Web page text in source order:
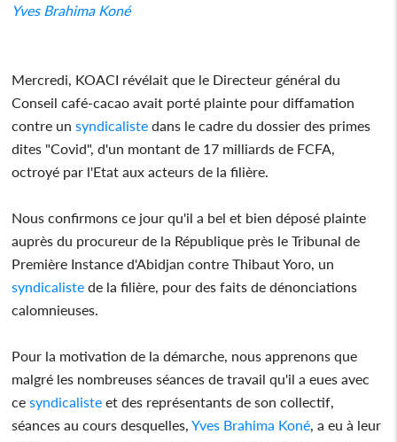
Yves Brahima Koné
Mercredi, KOACI révélait que le Directeur général du
Conseil café-cacao avait porté plainte pour diffamation
contre unsyndicaliste dans le cadre du dossier des primes
dites "Covid", d'un montant de 17 milliards de FCFA,
octroyé par l'Etat aux acteurs de la filière.
Nous confirmons ce jour qu'il a bel et bien déposé plainte
auprès du procureur de la République près le Tribunal de
Première Instance d'Abidjan contre Thibaut Yoro, un
syndicaliste de la filière, pour des faits de dénonciations
calomnieuses.
Pour la motivation de la démarche, nous apprenons que
malgré les nombreuses séances de travail qu'il a eues avec
cesyndicaliste et des représentants de son collectif,
séances au cours desquelles,Yves Brahima Koné , a eu à leur